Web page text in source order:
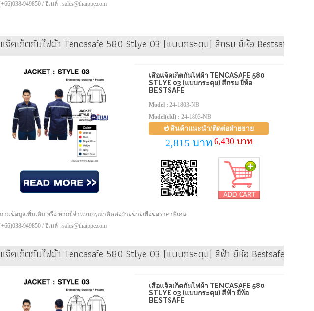
949850 / อีเมล์ : sales@thaippe.com
าจ็คเก็ตกันไฟผ้า Tencasafe 580 Stlye 03 (แบบกระดุม) สีกรม ยี่ห้อ Bestsafe
เสื้อแจ็คเก็ตกันไฟผ้า TENCASAFE 580
STLYE 03 (แบบกระดุม) สีกรม ยี่ห้อ
BESTSAFE
Model : 24-1803-NB
Model(old) : 24-1803-NB
สินค้าแนะนำ/ติดต่อฝ่ายขาย
2,815 บาท 6,430 บาท
ามข้อมูลเพิ่มเติม หรือ หากมีจำนวนกรุณาติดต่อฝ่ายขายเพื่อขอราคาพิเศษ
949850 / อีเมล์ : sales@thaippe.com
จ็คเก็ตกันไฟผ้า Tencasafe 580 Stlye 03 (แบบกระดุม) สีฟ้า ยี่ห้อ Bestsafe
เสื้อแจ็คเก็ตกันไฟผ้า TENCASAFE 580
STLYE 03 (แบบกระดุม) สีฟ้า ยี่ห้อ
BESTSAFE